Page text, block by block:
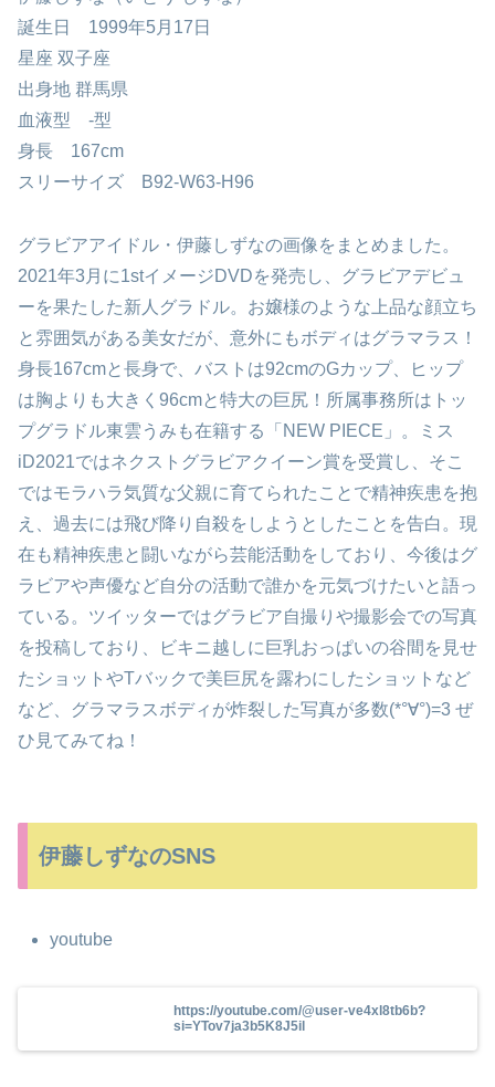
誕生日 1999年5月17日
星座 双子座
出身地 群馬県
血液型 -型
身長 167cm
スリーサイズ B92-W63-H96
グラビアアイドル・伊藤しずなの画像をまとめました。
2021年3月に1stイメージDVDを発売し、グラビアデビュ
ーを果たした新人グラドル。お嬢様のような上品な顔立ち
と雰囲気がある美女だが、意外にもボディはグラマラス！
身長167cmと長身で、バストは92cmのGカップ、ヒップ
は胸よりも大きく96cmと特大の巨尻！所属事務所はトッ
プグラドル東雲うみも在籍する「NEW PIECE」。ミス
iD2021ではネクストグラビアクイーン賞を受賞し、そこ
ではモラハラ気質な父親に育てられたことで精神疾患を抱
え、過去には飛び降り自殺をしようとしたことを告白。現
在も精神疾患と闘いながら芸能活動をしており、今後はグ
ラビアや声優など自分の活動で誰かを元気づけたいと語っ
ている。ツイッターではグラビア自撮りや撮影会での写真
を投稿しており、ビキニ越しに巨乳おっぱいの谷間を見せ
たショットやTバックで美巨尻を露わにしたショットなど
など、グラマラスボディが炸裂した写真が多数(*°∀°)=3 ぜ
ひ見てみてね！
伊藤しずなのSNS
youtube
https://youtube.com/@user-ve4xl8tb6b?
si=YTov7ja3b5K8J5il